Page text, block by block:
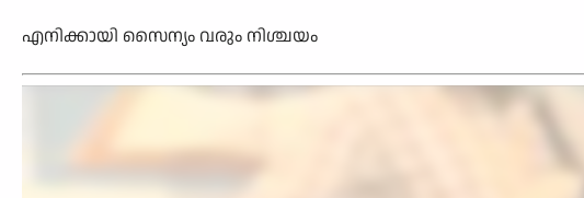
എനിക്കായി സൈന‍്യം വരും നിശ്ചയം